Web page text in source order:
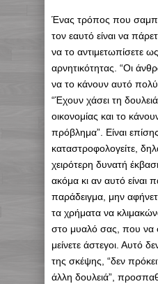
Ένας τρόπος που
τον εαυτό είναι να
να το αντιμετωπίσετε
αρνητικότητας. “Οι
να το κάνουν αυτό πολύ
“Έχουν χάσει τη
οικονομίας και το
πρόβλημα”. Είναι
καταστροφολογείτε,
χειρότερη δυνατή
ακόμα κι αν αυτό είναι
παράδειγμα, μην
τα χρήματα να
στο μυαλό σας, που να
μείνετε άστεγοι. Αυτό
της σκέψης, “δεν
άλλη δουλειά”,